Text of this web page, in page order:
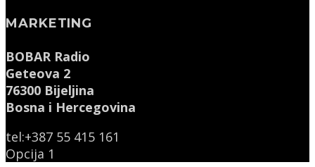
MARKETING
BOBAR Radio
Geteova 2
76300 Bijeljina
Bosna i Hercegovina
tel:+387 55 415 161
Opcija 1